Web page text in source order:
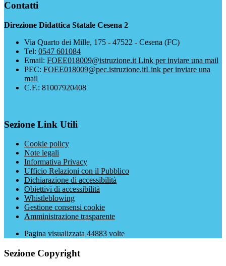
Contatti
Direzione Didattica Statale Cesena 2
Via Quarto dei Mille, 175 - 47522 - Cesena (FC)
Tel: 0547 601084
Email: FOEE018009@istruzione.it Link per inviare una mail
PEC: FOEE018009@pec.istruzione.itLink per inviare una
mail
C.F.: 81007920408
Sezione Link Utili
Cookie policy
Note legali
Informativa Privacy
Ufficio Relazioni con il Pubblico
Dichiarazione di accessibilità
Obiettivi di accessibilità
Whistleblowing
Gestione consensi cookie
Amministrazione trasparente
Pagina visualizzata 44883 volte
Sezione Copyright